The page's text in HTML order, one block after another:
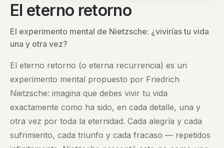
El eterno retorno
El experimento mental de Nietzsche: ¿vivirías tu vida
una y otra vez?
El eterno retorno (o eterna recurrencia) es un
experimento mental propuesto por Friedrich
Nietzsche: imagina que debes vivir tu vida
exactamente como ha sido, en cada detalle, una y
otra vez por toda la eternidad. Cada alegría y cada
sufrimiento, cada triunfo y cada fracaso — repetidos